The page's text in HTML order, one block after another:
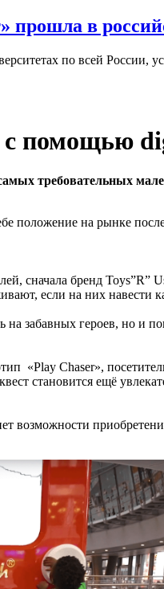
прошла в
по всей России,
с помощью
требовательных
положение на рынке
сначала бренд
если на них навести
забавных героев, но и
«Play Chaser»,
становится ещё
возможности